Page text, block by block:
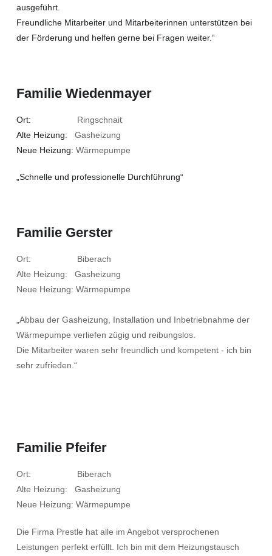
ausgeführt.
Freundliche Mitarbeiter und Mitarbeiterinnen unterstützen bei
der Förderung und helfen gerne bei Fragen weiter.“
Familie Wiedenmayer
Ort: Ringschnait
Alte Heizung: Gasheizung
Neue Heizung: Wärmepumpe
„Schnelle und professionelle Durchführung“
Familie Gerster
Ort: Biberach
Alte Heizung: Gasheizung
Neue Heizung: Wärmepumpe
„Abbau der Gasheizung, Installation und Inbetriebnahme der
Wärmepumpe verliefen zügig und reibungslos.
Die Mitarbeiter waren sehr freundlich und kompetent - ich bin
sehr zufrieden.“
Familie Pfeifer
Ort: Biberach
Alte Heizung: Gasheizung
Neue Heizung: Wärmepumpe
Die Firma Prestle hat alle im Angebot versprochenen
Leistungen perfekt erfüllt. Ich bin mit dem Heizungstausch